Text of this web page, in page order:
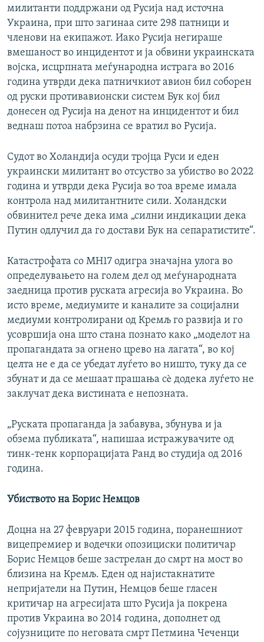
милитанти поддржани од Русија над источна
Украина, при што загинаа сите 298 патници и
членови на екипажот. Иако Русија негираше
вмешаност во инцидентот и ја обвини украинската
војска, исцрпната меѓународна истрага во 2016
година утврди дека патничкиот авион бил соборен
од руски противавионски систем Бук кој бил
донесен од Русија на денот на инцидентот и бил
веднаш потоа набрзина се вратил во Русија.
Судот во Холандија осуди тројца Руси и еден
украински милитант во отсуство за убиство во 2022
година и утврди дека Русија во тоа време имала
контрола над милитантните сили. Холандски
обвинител рече дека има „силни индикации дека
Путин одлучил да го достави Бук на сепаратистите“.
Катастрофата со MH17 одигра значајна улога во
определувањето на голем дел од меѓународната
заедница против руската агресија во Украина. Во
исто време, медиумите и каналите за социјални
медиуми контролирани од Кремљ го развија и го
усовршија она што стана познато како „моделот на
пропагандата за огнено црево на лагата“, во кој
целта не е да се убедат луѓето во ништо, туку да се
збунат и да се мешаат прашања сè додека луѓето не
заклучат дека вистината е непозната.
„Руската пропаганда ја забавува, збунува и ја
обзема публиката“, напишаа истражувачите од
тинк-тенк корпорацијата Ранд во студија од 2016
година.
Убиството на Борис Немцов
Доцна на 27 февруари 2015 година, поранешниот
вицепремиер и водечки опозициски политичар
Борис Немцов беше застрелан до смрт на мост во
близина на Кремљ. Еден од најистакнатите
непријатели на Путин, Немцов беше гласен
критичар на агресијата што Русија ја покрена
против Украина во 2014 година, дополнет од
сојузниците по неговата смрт Петмина Чеченци